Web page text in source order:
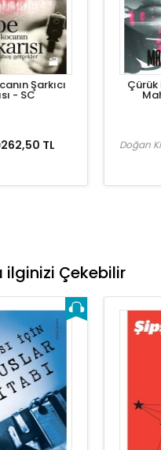
Şarkıcı
- SC
262,50 TL Doğan
ilginizi Çekebilir